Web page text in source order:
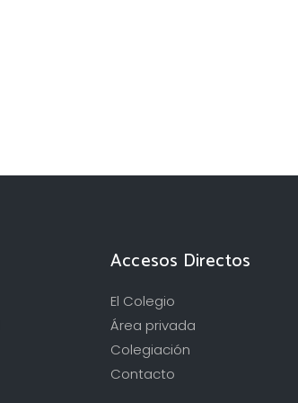
Accesos Directos
El Colegio
Área privada
Colegiación
Contacto